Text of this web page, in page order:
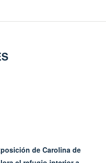
de Carolina de